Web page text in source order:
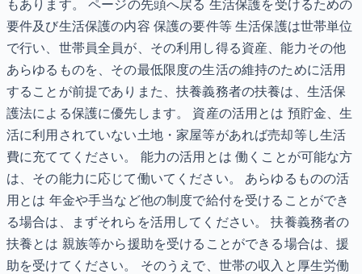
もあります。 ページの先頭へ戻る 生活保護を受けるための
要件及び生活保護の内容 保護の要件等 生活保護は世帯単位
で行い、世帯員全員が、その利用し得る資産、能力その他
あらゆるものを、その最低限度の生活の維持のために活用
することが前提でありまた、扶養義務者の扶養は、生活保
護法による保護に優先します。 資産の活用とは 預貯金、生
活に利用されていない土地・家屋等があれば売却等し生活
費に充ててください。 能力の活用とは 働くことが可能な方
は、その能力に応じて働いてください。 あらゆるものの活
用とは 年金や手当など他の制度で給付を受けることができ
る場合は、まずそれらを活用してください。 扶養義務者の
扶養とは 親族等から援助を受けることができる場合は、援
助を受けてください。 そのうえで、世帯の収入と厚生労働